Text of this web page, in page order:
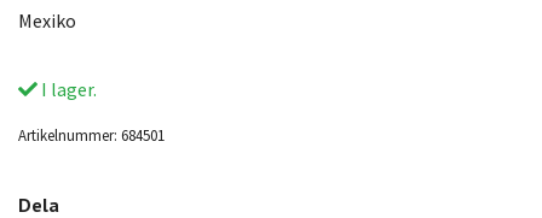
Mexiko
I lager.
Artikelnummer: 684501
Dela